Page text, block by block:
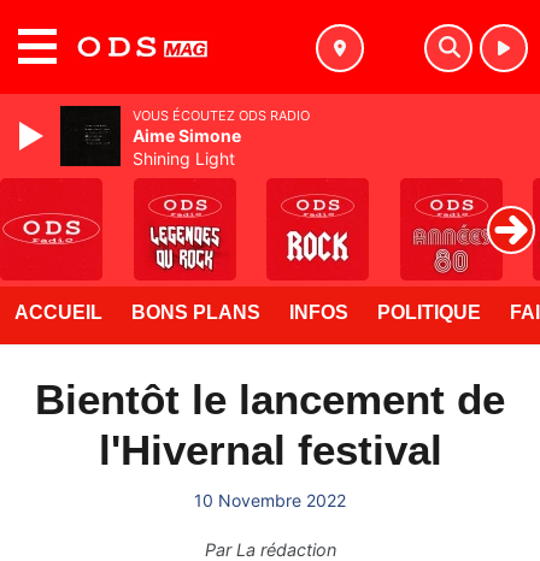
ACCUEIL BONS PLANS INFOS POLITIQUE
Bientôt le lancement de
l'Hivernal festival
10 Novembre 2022
ParLa rédaction
VOUS ÉCOUTEZ ODS RADIO
Aime Simone
Shining Light